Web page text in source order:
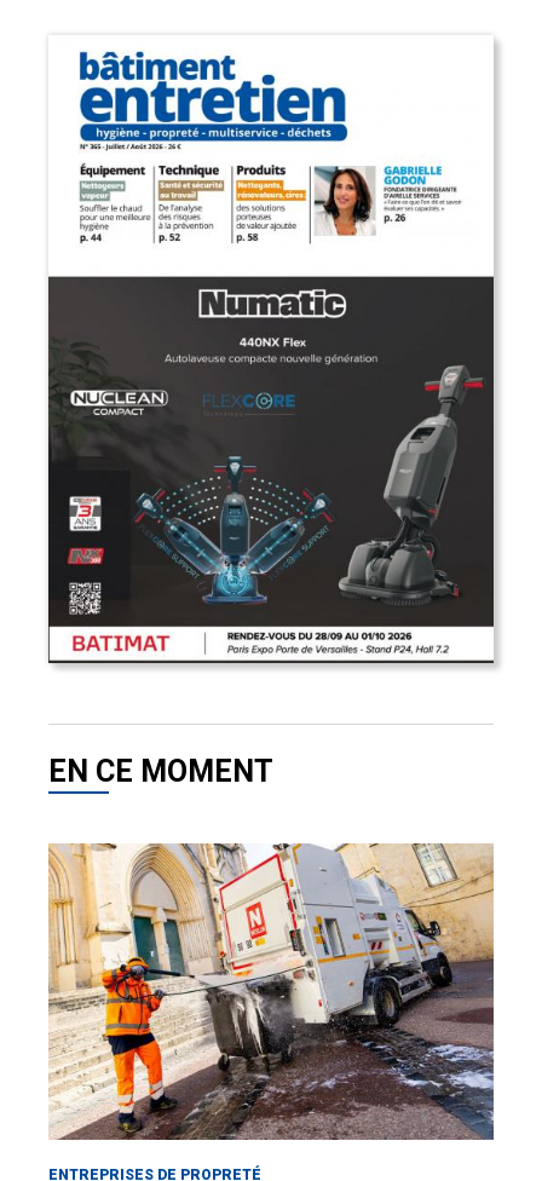
EN CE MOMENT
ENTREPRISES DE PROPRETÉ